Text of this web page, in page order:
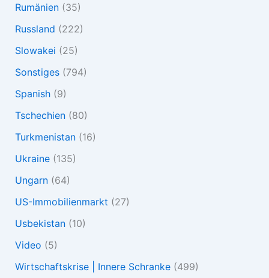
Rumänien(35)
Russland (222)
Slowakei (25)
Sonstiges(794)
Spanish(9)
Tschechien(80)
Turkmenistan(16)
Ukraine(135)
Ungarn(64)
US-Immobilienmarkt (27)
Usbekistan(10)
Video (5)
Wirtschaftskrise | Innere Schranke(499)